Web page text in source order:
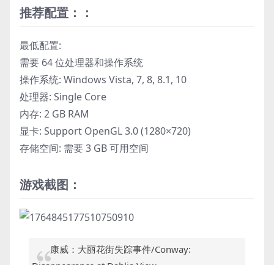
推荐配置：：
最低配置:
需要 64 位处理器和操作系统
操作系统: Windows Vista, 7, 8, 8.1, 10
处理器: Single Core
内存: 2 GB RAM
显卡: Support OpenGL 3.0 (1280×720)
存储空间: 需要 3 GB 可用空间
游戏截图：
康威：大丽花街失踪事件/Conway: